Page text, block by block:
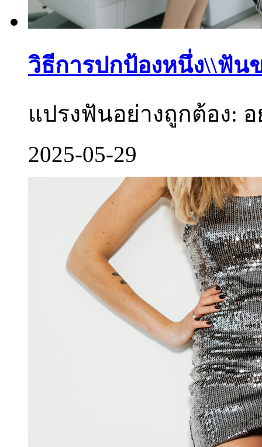
วิธีการปกป้องหนึ่ง\\ฟัน
แปรงฟันอย่างถูกต้อง:
2025-05-29